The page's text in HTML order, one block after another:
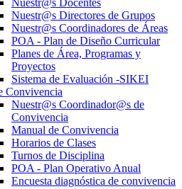
Nuestr@s Docentes
Nuestr@s Directores de Grupos
Nuestr@s Coordinadores de Áreas
POA - Plan de Diseño Curricular
Planes de Área, Programas y
Proyectos
Sistema de Evaluación -SIKEI
Convivencia
Nuestr@s Coordinador@s de
Convivencia
Manual de Convivencia
Horarios de Clases
Turnos de Disciplina
POA - Plan Operativo Anual
Encuesta diagnóstica de convivencia